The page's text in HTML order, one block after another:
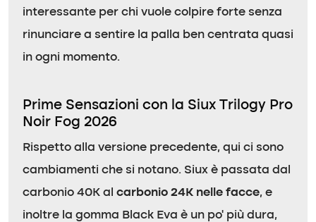
interessante per chi vuole colpire forte senza
rinunciare a sentire la palla ben centrata quasi
in ogni momento.
Prime Sensazioni con la Siux Trilogy Pro
Noir Fog 2026
Rispetto alla versione precedente, qui ci sono
cambiamenti che si notano. Siux è passata dal
carbonio 40K al carbonio 24K nelle facce, e
inoltre la gomma Black Eva è un po’ più dura,